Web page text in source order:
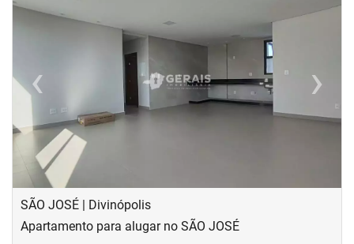
‹Previous ›Next
SÃO JOSÉ | Divinópolis
Apartamento para alugar no SÃO JOSÉ